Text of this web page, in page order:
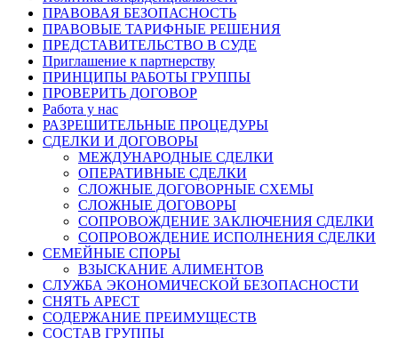
ПРАВОВАЯ БЕЗОПАСНОСТЬ
ПРАВОВЫЕ ТАРИФНЫЕ РЕШЕНИЯ
ПРЕДСТАВИТЕЛЬСТВО В СУДЕ
Приглашение к партнерству
ПРИНЦИПЫ РАБОТЫ ГРУППЫ
ПРОВЕРИТЬ ДОГОВОР
Работа у нас
РАЗРЕШИТЕЛЬНЫЕ ПРОЦЕДУРЫ
СДЕЛКИ И ДОГОВОРЫ
МЕЖДУНАРОДНЫЕ СДЕЛКИ
ОПЕРАТИВНЫЕ СДЕЛКИ
СЛОЖНЫЕ ДОГОВОРНЫЕ СХЕМЫ
СЛОЖНЫЕ ДОГОВОРЫ
СОПРОВОЖДЕНИЕ ЗАКЛЮЧЕНИЯ СДЕЛКИ
СОПРОВОЖДЕНИЕ ИСПОЛНЕНИЯ СДЕЛКИ
СЕМЕЙНЫЕ СПОРЫ
ВЗЫСКАНИЕ АЛИМЕНТОВ
СЛУЖБА ЭКОНОМИЧЕСКОЙ БЕЗОПАСНОСТИ
СНЯТЬ АРЕСТ
СОДЕРЖАНИЕ ПРЕИМУЩЕСТВ
СОСТАВ ГРУППЫ